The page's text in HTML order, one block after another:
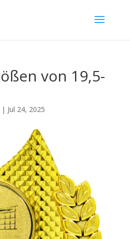
von 19,5-
| Jul 24, 2025